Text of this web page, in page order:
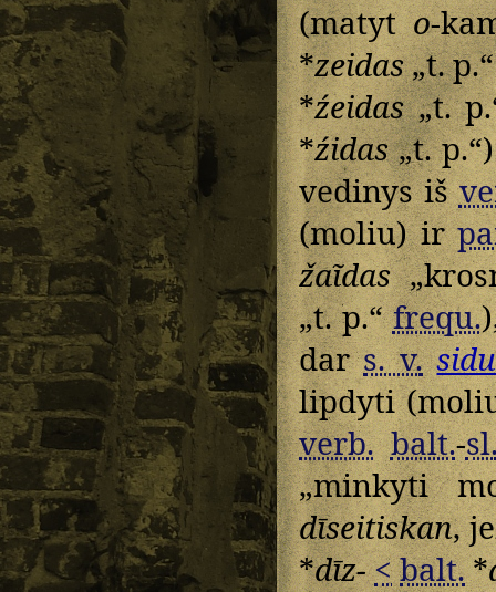
(matyto-
*zeidas„t.
*źeidas„t.
*źidas„t.
vedinys iš
(moliu) ir
žaĩdas
„t. p.“frequ.
dars. v.
lipdyti
verb. balt.-
„minkyti
dīseitiskan,
*dīz-<balt.*